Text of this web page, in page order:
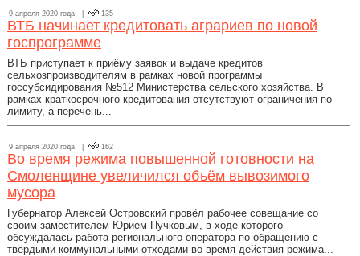
9 апреля 2020 года | 135
ВТБ начинает кредитовать аграриев по новой
госпрограмме
ВТБ приступает к приёму заявок и выдаче кредитов
сельхозпроизводителям в рамках новой программы
госсубсидирования №512 Министерства сельского хозяйства. В
рамках краткосрочного кредитования отсутствуют ограничения по
лимиту, а перечень...
9 апреля 2020 года | 162
Во время режима повышенной готовности на
Смоленщине увеличился объём вывозимого
мусора
Губернатор Алексей Островский провёл рабочее совещание со
своим заместителем Юрием Пучковым, в ходе которого
обсуждалась работа регионального оператора по обращению с
твёрдыми коммунальными отходами во время действия режима...